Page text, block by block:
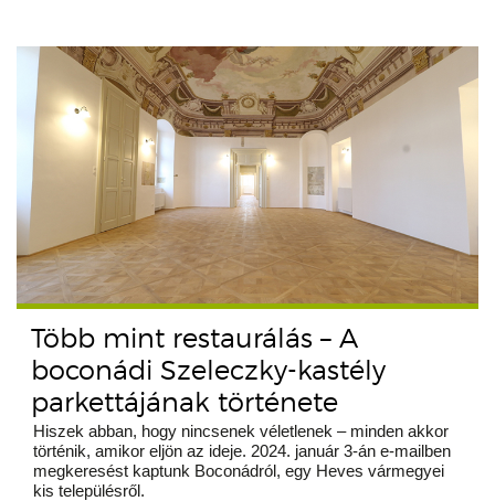
Több mint restaurálás – A
boconádi Szeleczky-kastély
parkettájának története
Hiszek abban, hogy nincsenek véletlenek – minden akkor
történik, amikor eljön az ideje. 2024. január 3-án e-mailben
megkeresést kaptunk Boconádról, egy Heves vármegyei
kis településről.